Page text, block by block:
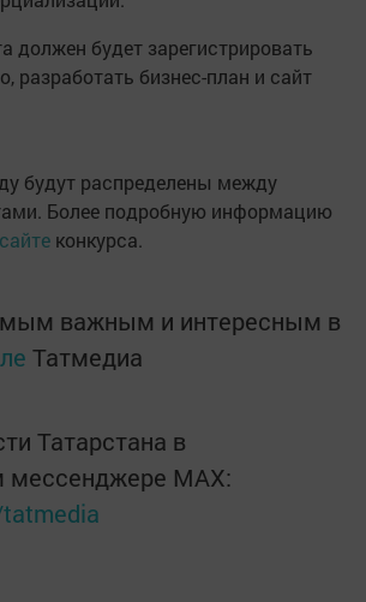
должен будет зарегистрировать
разработать бизнес-план и сайт
будут распределены между
Более подробную информацию
сайте конкурса.
важным и интересным в
Татмедиа
Татарстана в
мессенджере MАХ: